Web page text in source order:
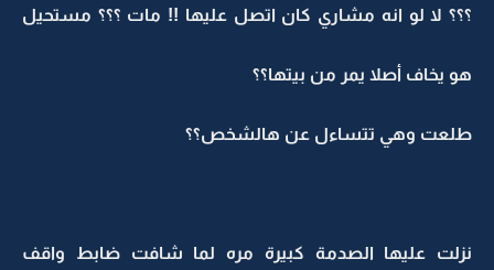
؟؟؟ لا لو انه مشاري كان اتصل عليها !! مات ؟؟؟ مستحيل
هو يخاف أصلا يمر من بيتها؟؟
طلعت وهي تتساءل عن هالشخص؟؟
نزلت عليها الصدمة كبيرة مره لما شافت ضابط واقف